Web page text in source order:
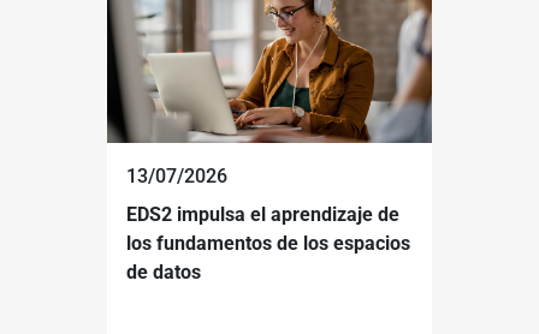
13/07/2026
EDS2 impulsa el aprendizaje de
los fundamentos de los espacios
de datos